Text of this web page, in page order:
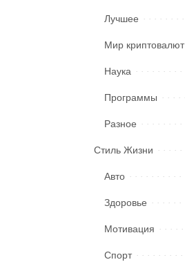
Лучшее
Мир криптовалют
Наука
Программы
Разное
Стиль Жизни
Авто
Здоровье
Мотивация
Спорт